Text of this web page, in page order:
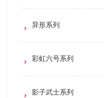
异形系列
彩虹六号系列
影子武士系列